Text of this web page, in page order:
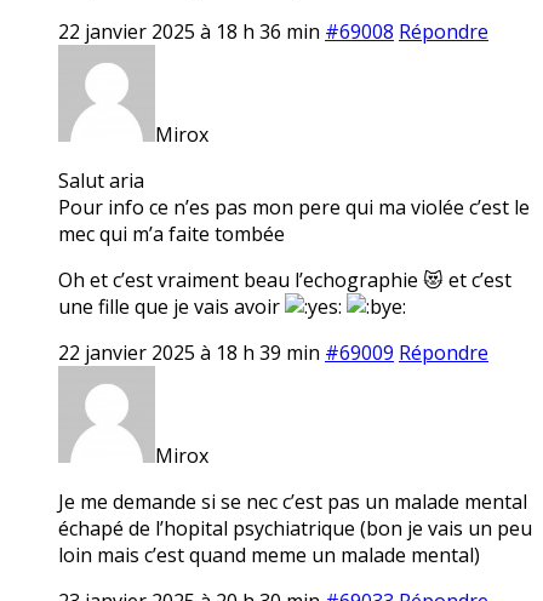
22 janvier 2025 à 18 h 36 min #69008 Répondre
Mirox
Salut aria
Pour info ce n’es pas mon pere qui ma violée c’est le
mec qui m’a faite tombée
Oh et c’est vraiment beau l’echographie 😻 et c’est
une fille que je vais avoir
22 janvier 2025 à 18 h 39 min #69009 Répondre
Mirox
Je me demande si se nec c’est pas un malade mental
échapé de l’hopital psychiatrique (bon je vais un peu
loin mais c’est quand meme un malade mental)